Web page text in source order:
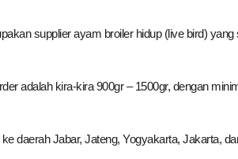
supplier ayam broiler hidup (live bird) yang
adalah kira-kira 900gr – 1500gr, dengan
daerah Jabar, Jateng, Yogyakarta, Jakarta,